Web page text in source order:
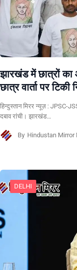
झारखंड में छात्रों
छात्र वार्ता पर टिकी
हिन्दुस्तान मिरर न्यूज़ : JPSC-
दबाव रांची। झारखंड…
By Hindustan Mirror
DELHI